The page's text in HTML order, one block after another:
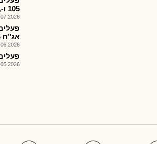
105 ו-,106 הזמנות 1.7.26
08:27
אג"ח 105 ו106 לציבור
09:14
12:46